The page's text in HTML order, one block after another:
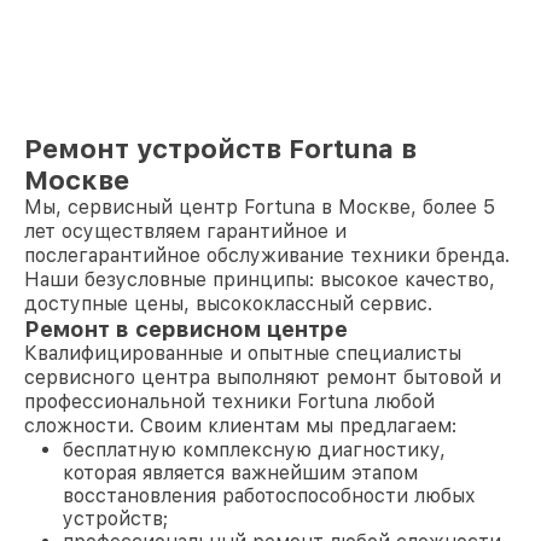
Ремонт устройств Fortuna в
Москве
Мы, сервисный центр Fortuna в Москве, более 5
лет осуществляем гарантийное и
послегарантийное обслуживание техники бренда.
Наши безусловные принципы: высокое качество,
доступные цены, высококлассный сервис.
Ремонт в сервисном центре
Квалифицированные и опытные специалисты
сервисного центра выполняют ремонт бытовой и
профессиональной техники Fortuna любой
сложности. Своим клиентам мы предлагаем:
бесплатную комплексную диагностику,
которая является важнейшим этапом
восстановления работоспособности любых
устройств;